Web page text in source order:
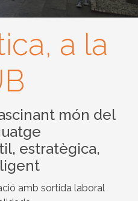
a la
món del
estratègica,
amb sortida laboral